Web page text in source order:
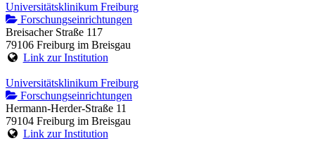
Universitätsklinikum Freiburg
Forschungseinrichtungen
Breisacher Straße 117
79106 Freiburg im Breisgau
Link zur Institution
Universitätsklinikum Freiburg
Forschungseinrichtungen
Hermann-Herder-Straße 11
79104 Freiburg im Breisgau
Link zur Institution